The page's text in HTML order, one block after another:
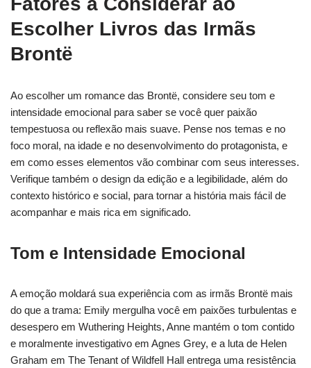
Escolher Livros das Irmãs
Brontë
Ao escolher um romance das Brontë, considere seu tom e
intensidade emocional para saber se você quer paixão
tempestuosa ou reflexão mais suave. Pense nos temas e no
foco moral, na idade e no desenvolvimento do protagonista, e
em como esses elementos vão combinar com seus interesses.
Verifique também o design da edição e a legibilidade, além do
contexto histórico e social, para tornar a história mais fácil de
acompanhar e mais rica em significado.
Tom e Intensidade Emocional
A emoção moldará sua experiência com as irmãs Brontë mais
do que a trama: Emily mergulha você em paixões turbulentas e
desespero em Wuthering Heights, Anne mantém o tom contido
e moralmente investigativo em Agnes Grey, e a luta de Helen
Graham em The Tenant of Wildfell Hall entrega uma resistência